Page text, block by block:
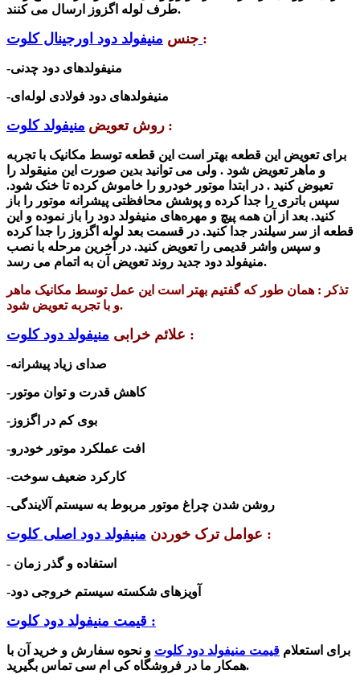
طرف لوله اگزوز ارسال می کنند.
جنس :
-منیفولدهای دود چدنی
-منیفولدهای دود فولادی لوله‌ای
روش تعویض منیفولد کلوت :
برای تعویض این قطعه بهتر است این قطعه توسط مکانیک با تجربه
و ماهر تعویض شود . ولی می توانید بدین صورت این منیقولد را
تعیوض کنید . در ابتدا موتور خودرو را خاموش کرده تا خنک شود.
سپس باتری را جدا کرده و پوشش محافظتی پیشرانه موتور را باز
کنید. بعد از آن همه پیچ و مهره‌های منیفولد دود را باز نموده و این
قطعه از سر سیلندر جدا کنید. در قسمت بعد لوله اگزوز را جدا کرده
و سپس ‌واشر قدیمی را تعویض کنید. در آخرین مرحله با نصب
منیفولد دود جدید روند تعویض آن به اتمام می رسد.
تذکر : همان طور که گفتیم بهتر است این عمل توسط مکانیک ماهر
و با تجربه تعویض شود.
علائم خرابی منیفولد دود کلوت :
-صدای زیاد پیشرانه
-کاهش قدرت و توان موتور
-بوی کم در اگزوز
-افت عملکرد موتور خودرو
-کارکرد ضعیف سوخت
-روشن شدن چراغ موتور مربوط به سیستم آلایندگی
عوامل ترک خوردن منیفولد دود اصلی کلوت :
- استفاده و گذر زمان
-آویزهای شکسته سیستم خروجی دود
قیمت منیفولد دود کلوت :
برای استعلام قیمت منیفولد دود کلوت و نحوه سفارش و خرید آن با
همکار ما در فروشگاه کی ام سی تماس بگیرید.